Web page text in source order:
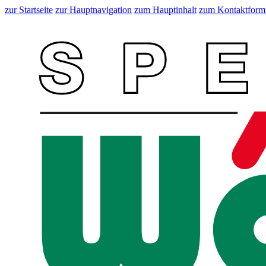
zur Startseite zur Hauptnavigation zum Hauptinhalt zum